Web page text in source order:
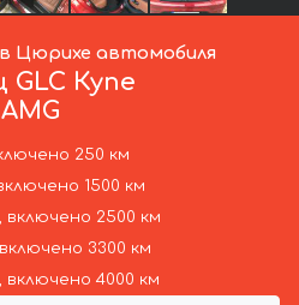
Цюрихе автомобиля
GLC Купе
250 км
1500 км
включено 2500 км
3300 км
включено 4000 км